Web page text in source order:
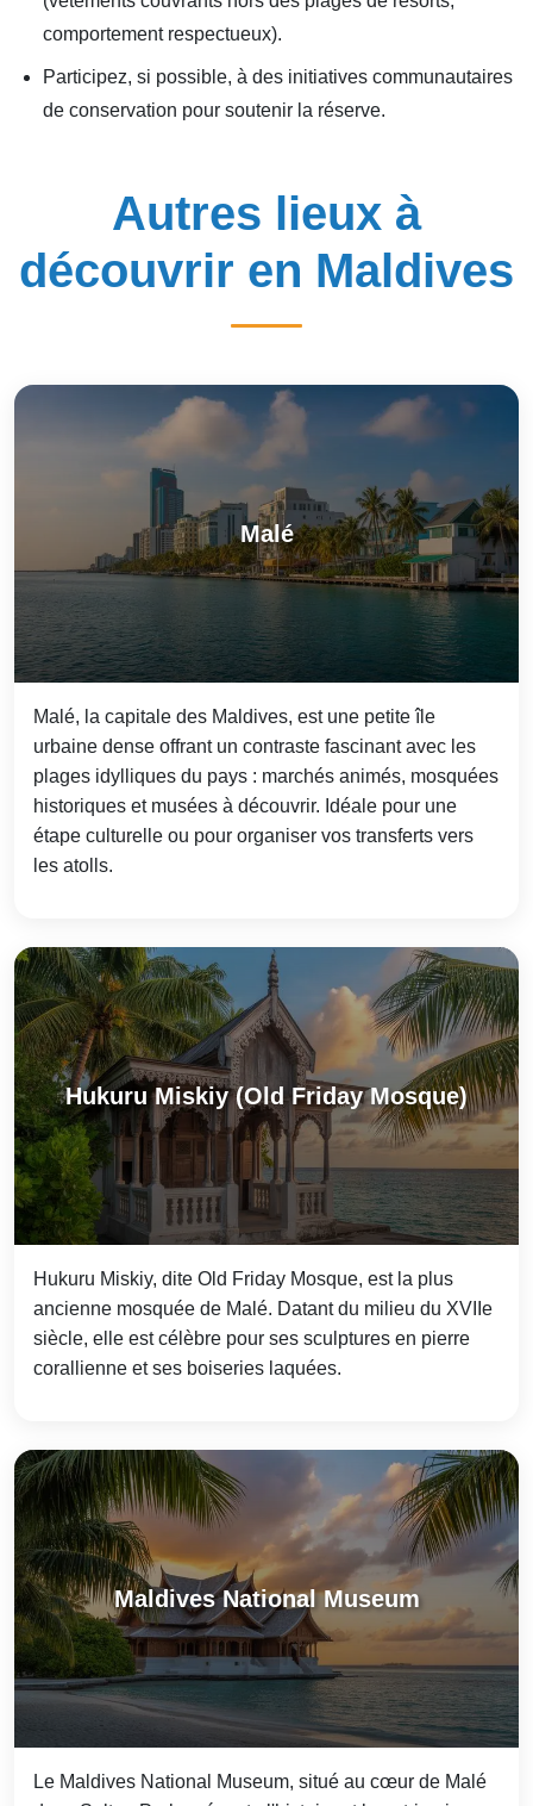
comportement respectueux).
Participez, si possible, à des initiatives communautaires
de conservation pour soutenir la réserve.
Autres lieux à
découvrir en Maldives
Malé
Malé, la capitale des Maldives, est une petite île
urbaine dense offrant un contraste fascinant avec les
plages idylliques du pays : marchés animés, mosquées
historiques et musées à découvrir. Idéale pour une
étape culturelle ou pour organiser vos transferts vers
les atolls.
Hukuru Miskiy (Old Friday Mosque)
Hukuru Miskiy, dite Old Friday Mosque, est la plus
ancienne mosquée de Malé. Datant du milieu du XVIIe
siècle, elle est célèbre pour ses sculptures en pierre
corallienne et ses boiseries laquées.
Maldives National Museum
Le Maldives National Museum, situé au cœur de Malé